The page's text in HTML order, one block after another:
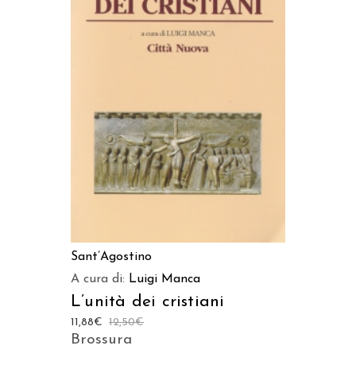
Sant’Agostino
A cura di: Luigi Manca
L’unità dei cristiani
12,50€
11,88€
Brossura